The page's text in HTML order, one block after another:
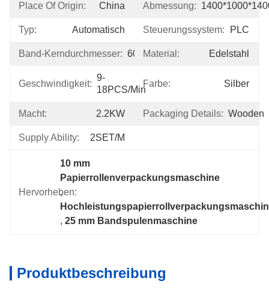
Place Of Origin: China Abmessung:
Typ: Automatisch Steuerungssystem: PLC
Band-Kerndurchmesser: 60mmMaterial: Edelstahl
Geschwindigkeit:
9-
18PCS/min
Farbe: Silber
Macht: 2.2KW Packaging Details: Wooden
Supply Ability: 2SET/M
Hervorheben:
10 mm
Papierrollenverpackungsmaschine
,
, 25 mm Bandspulenmaschine
Produktbeschreibung